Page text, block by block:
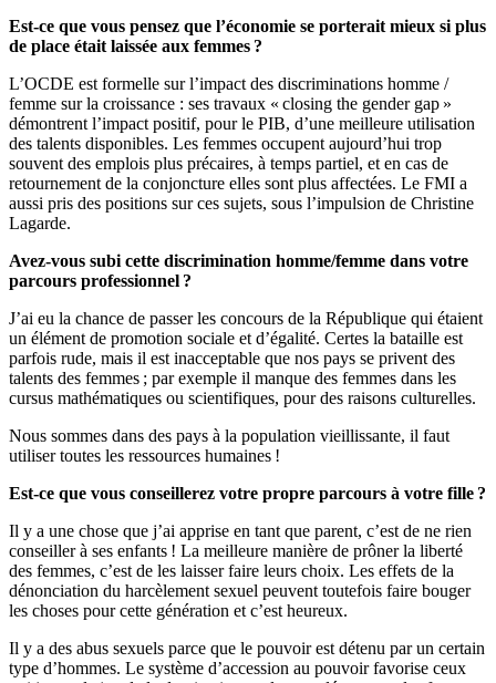
Est-ce que vous pensez que l’économie se porterait mieux si plus
de place était laissée aux femmes ?
L’OCDE est formelle sur l’impact des discriminations homme /
femme sur la croissance : ses travaux « closing the gender gap »
démontrent l’impact positif, pour le PIB, d’une meilleure utilisation
des talents disponibles. Les femmes occupent aujourd’hui trop
souvent des emplois plus précaires, à temps partiel, et en cas de
retournement de la conjoncture elles sont plus affectées. Le FMI a
aussi pris des positions sur ces sujets, sous l’impulsion de Christine
Lagarde.
Avez-vous subi cette discrimination homme/femme dans votre
parcours professionnel ?
J’ai eu la chance de passer les concours de la République qui étaient
un élément de promotion sociale et d’égalité. Certes la bataille est
parfois rude, mais il est inacceptable que nos pays se privent des
talents des femmes ; par exemple il manque des femmes dans les
cursus mathématiques ou scientifiques, pour des raisons culturelles.
Nous sommes dans des pays à la population vieillissante, il faut
utiliser toutes les ressources humaines !
Est-ce que vous conseillerez votre propre parcours à votre fille ?
Il y a une chose que j’ai apprise en tant que parent, c’est de ne rien
conseiller à ses enfants ! La meilleure manière de prôner la liberté
des femmes, c’est de les laisser faire leurs choix. Les effets de la
dénonciation du harcèlement sexuel peuvent toutefois faire bouger
les choses pour cette génération et c’est heureux.
Il y a des abus sexuels parce que le pouvoir est détenu par un certain
type d’hommes. Le système d’accession au pouvoir favorise ceux